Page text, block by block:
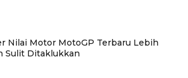
Nilai Motor MotoGP Terbaru Lebih
Sulit Ditaklukkan